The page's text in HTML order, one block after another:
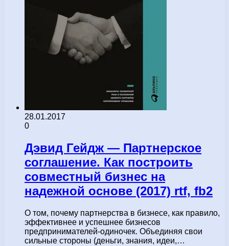
28.01.2017
0
Дэвид Гейдж — Партнерское
соглашение. Как построить
совместный бизнес на
надежной основе (2017) rtf, fb2
О том, почему партнерства в бизнесе, как правило,
эффективнее и успешнее бизнесов
предпринимателей-одиночек. Объединяя свои
сильные стороны (деньги, знания, идеи,…